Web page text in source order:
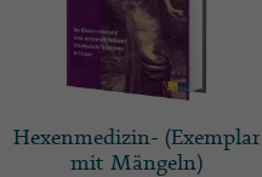
Hexenmedizin- (Exemplar
mit Mängeln)